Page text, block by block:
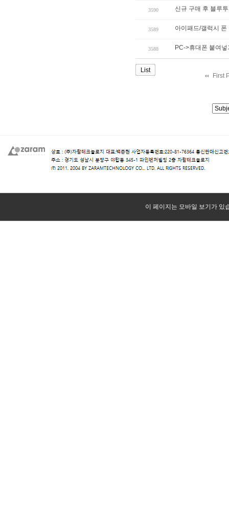
3590 신규 구매 후 블루
3589 아이패드/갤럭시
3588 PC->휴대폰 붙여
List
First
이 페이지는 모바일 보기가 있